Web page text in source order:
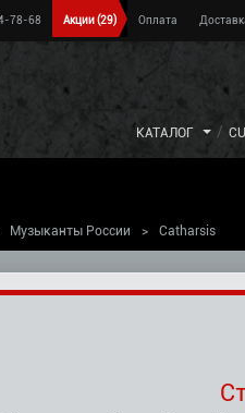
КАТАЛОГ
78-68 Акции(29) Оплата
Музыканты России > Catharsis